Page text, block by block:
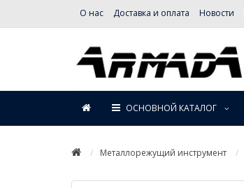
О нас Доставка и оплата Новости
ОСНОВНОЙ КАТАЛОГ
Металлорежущий инструмент